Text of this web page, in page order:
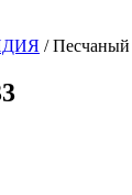
/Песчаный